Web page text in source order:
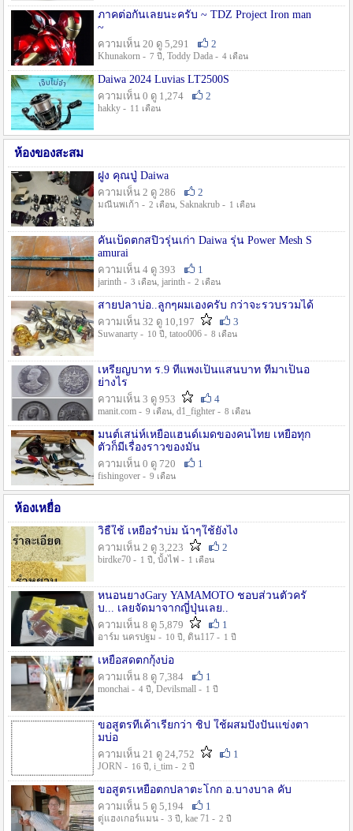
ภาคต่อกันเลยนะครับ ~ TDZ Project Iron man
~
ความเห็น 20 ดู 5,291
2
Khunakorn - 7 ปี , Toddy Dada - 4 เดือน
Daiwa 2024 Luvias LT2500S
ความเห็น 0 ดู 1,274
2
hakky - 11 เดือน
ห้องของสะสม
ฝูง คุณปู่ Daiwa
ความเห็น 2 ดู 286
2
มณีนพเก้า - 2 เดือน, Saknakrub - 1 เดือน
คันเบ็ดตกสปิ๋วรุ่นเก่า Daiwa รุ่น Power Mesh S
amurai
ความเห็น 4 ดู 393
1
jarinth - 3 เดือน, jarinth - 2 เดือน
สายปลาบ่อ..ลูกๆผมเองครับ กว่าจะรวบรวมได้
ความเห็น 32 ดู 10,197
3
Suwanarty - 10 ปี , tatoo006 - 8 เดือน
เหรียญบาท ร.9 ที่แพงเป็นแสนบาท ที่มาเป็นอ
ย่างไร
ความเห็น 3 ดู 953
4
manit.com - 9 เดือน, d1_fighter - 8 เดือน
มนต์เสน่ห์เหยื่อแฮนด์เมดของคนไทย เหยื่อทุก
ตัวก็มีเรื่องราวของมัน
ความเห็น 0 ดู 720
1
fishingover - 9 เดือน
ห้องเหยื่อ
วิธืใช้ เหยื่อรำบ่ม น้าๆใช้ยังไง
ความเห็น 2 ดู 3,223
2
birdke70 - 1 ปี , บั้งไฟ - 1 เดือน
หนอนยางGary YAMAMOTO ชอบส่วนตัวครั
บ... เลยจัดมาจากญี่ปุ่นเลย..
ความเห็น 8 ดู 5,879
1
อาร์ม นครปฐม - 10 ปี , ดิน117 - 1 ปี
เหยื่อสดตกกุ้งบ่อ
ความเห็น 8 ดู 7,384
1
monchai - 4 ปี , Devilsmall - 1 ปี
ขอสูตรที่เค้าเรียกว่า ชิป ใช้ผสมปังปั่นแข่งตา
มบ่อ
ความเห็น 21 ดู 24,752
1
JORN - 16 ปี , i_tim - 2 ปี
ขอสูตรเหยื่อตกปลาตะโกก อ.บางบาล คับ
ความเห็น 5 ดู 5,194
1
ตู่แฮงเกอร์แมน - 3 ปี , kae 71 - 2 ปี